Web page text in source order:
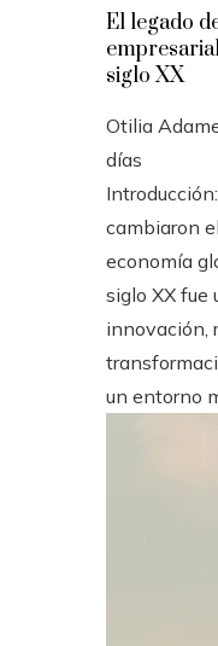
El legado
siglo XX
Otilia
días
cambiaron
economía
siglo XX fue
innovación,
un entorno